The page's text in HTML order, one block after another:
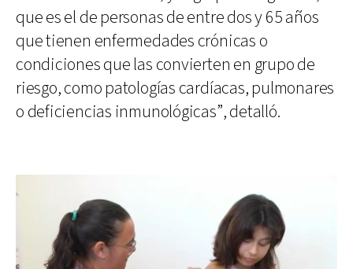
que es el de personas de entre dos y 65 años
que tienen enfermedades crónicas o
condiciones que las convierten en grupo de
riesgo, como patologías cardíacas, pulmonares
o deficiencias inmunológicas”, detalló.